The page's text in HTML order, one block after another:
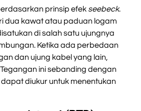
prinsip efek seebeck.
dua kawat atau paduan logam
di salah satu ujungnya
Ketika ada perbedaan
dan ujung kabel yang lain,
ini sebanding dengan
diukur untuk menentukan